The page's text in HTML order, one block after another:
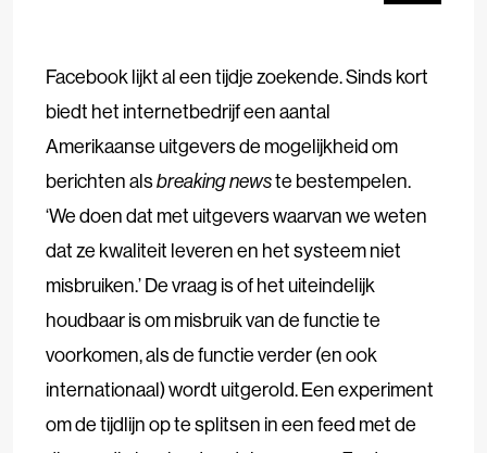
Facebook lijkt al een tijdje zoekende. Sinds kort
biedt het internetbedrijf een aantal
Amerikaanse uitgevers de mogelijkheid om
berichten alsbreaking newste bestempelen.
‘We doen dat met uitgevers waarvan we weten
dat ze kwaliteit leveren en het systeem niet
misbruiken.’ De vraag is of het uiteindelijk
houdbaar is om misbruik van de functie te
voorkomen, als de functie verder (en ook
internationaal) wordt uitgerold.Een experiment
om de tijdlijn op te splitsen in een feed met de